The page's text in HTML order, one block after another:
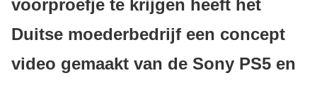
voorproefje te krijgen heeft het
Duitse moederbedrijf een concept
video gemaakt van de Sony PS5 en